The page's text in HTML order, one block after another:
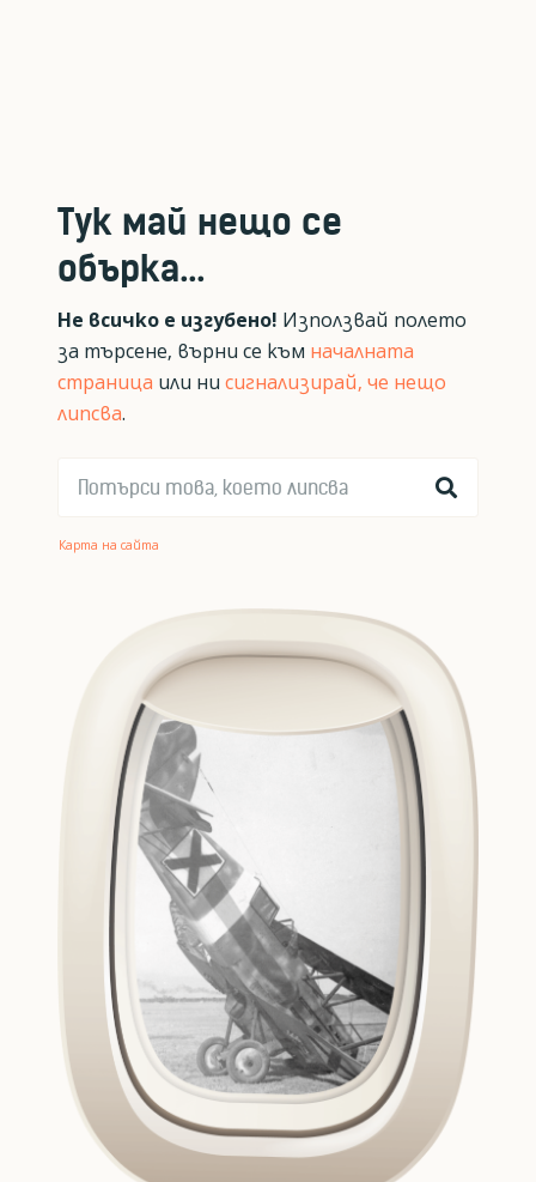
Тук май нещо се
обърка...
Не всичко е изгубено! Използвай полето
за търсене, върни се към началната
страница или ни сигнализирай, че нещо
липсва.
Карта на сайта